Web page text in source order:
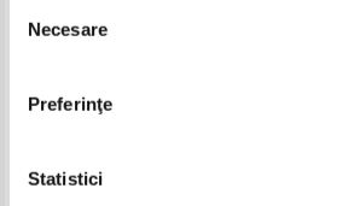
consimțământului
Necesare
Preferinţe
Statistici